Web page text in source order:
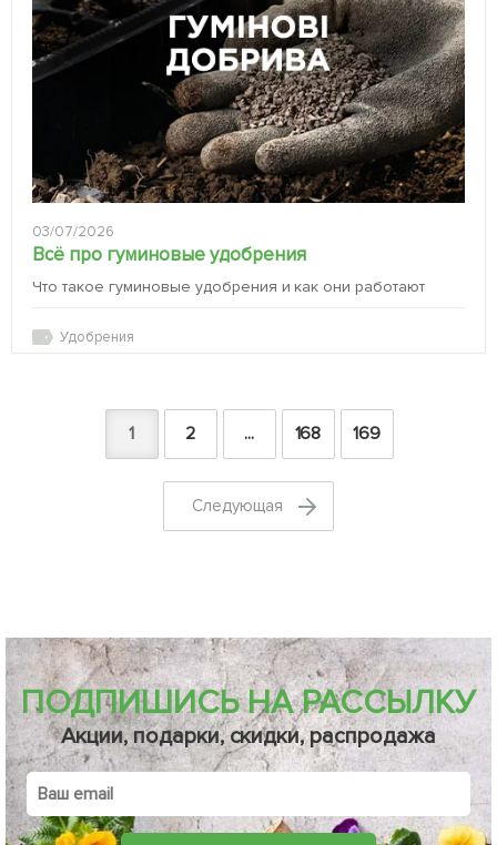
03/07/2026
Всё про гуминовые удобрения
Что такое гуминовые удобрения и как они работают
Удобрения
1 2 ... 168 169
Cледующая
ПОДПИШИСЬ НА РАССЫЛКУ
Акции, подарки, скидки, распродажа